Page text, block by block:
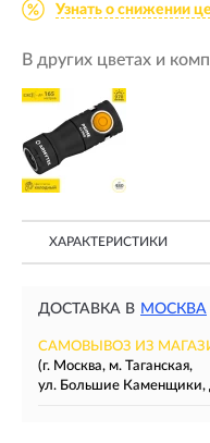
Узнать о снижении
В других цветах и
ХАРАКТЕРИСТИКИ
ДОСТАВКА В МОСКВА
САМОВЫВОЗ ИЗ
(г. Москва, м. Таганская,
ул. Большие Каменщики,